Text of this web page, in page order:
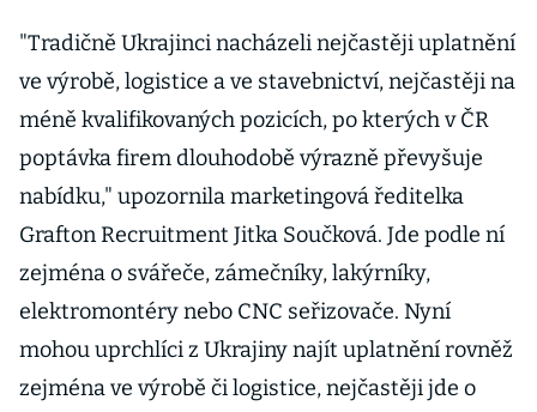
o dávky, ale i
pracovní
povolení
"Tradičně Ukrajinci nacházeli nejčastěji uplatnění
ve výrobě, logistice a ve stavebnictví, nejčastěji na
méně kvalifikovaných pozicích, po kterých v ČR
poptávka firem dlouhodobě výrazně převyšuje
nabídku," upozornila marketingová ředitelka
Grafton Recruitment Jitka Součková. Jde podle ní
zejména o svářeče, zámečníky, lakýrníky,
elektromontéry nebo CNC seřizovače. Nyní
mohou uprchlíci z Ukrajiny najít uplatnění rovněž
zejména ve výrobě či logistice, nejčastěji jde o